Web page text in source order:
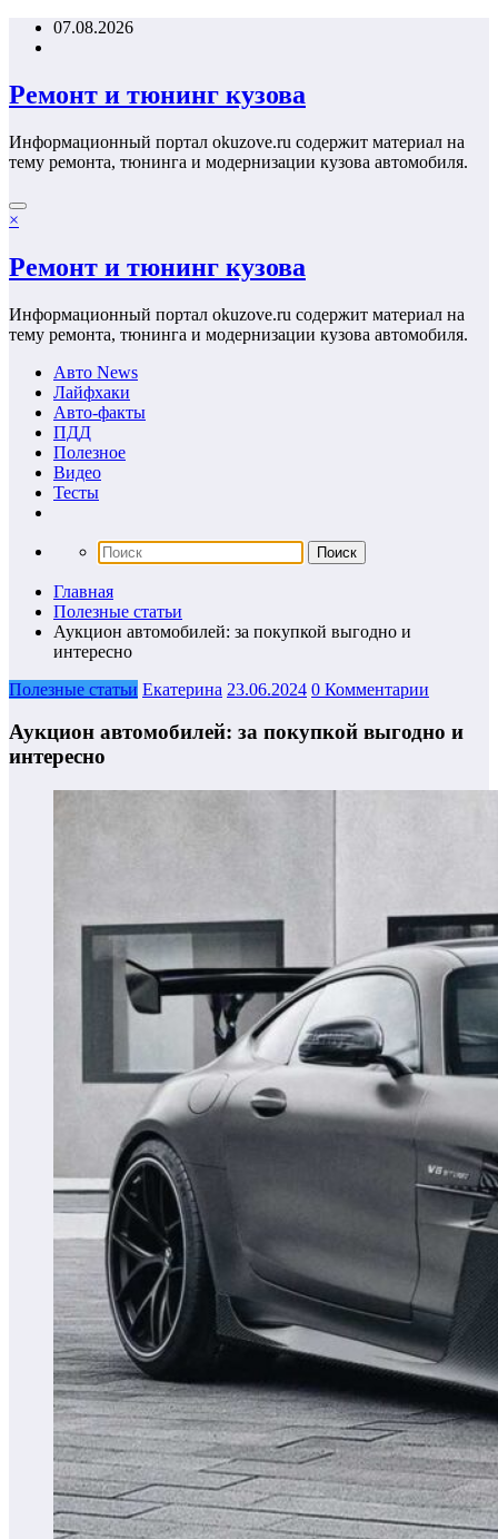
Перейти07.08.2026
Ремонт и тюнинг кузова
Информационный портал okuzove.ru содержит материал на
тему ремонта, тюнинга и модернизации кузова автомобиля.
×
Ремонт и тюнинг кузова
Информационный портал okuzove.ru содержит материал на
тему ремонта, тюнинга и модернизации кузова автомобиля.
Авто News
Лайфхаки
Авто-факты
ПДД
Полезное
Видео
Тесты
Главная
Полезные статьи
Аукцион автомобилей: за покупкой выгодно и
интересно
Полезные статьи Екатерина 23.06.2024 0 Комментарии
Аукцион автомобилей: за покупкой выгодно и
интересно